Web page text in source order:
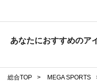
あなたにおすすめのア
総合TOP > MEGA SPORTS